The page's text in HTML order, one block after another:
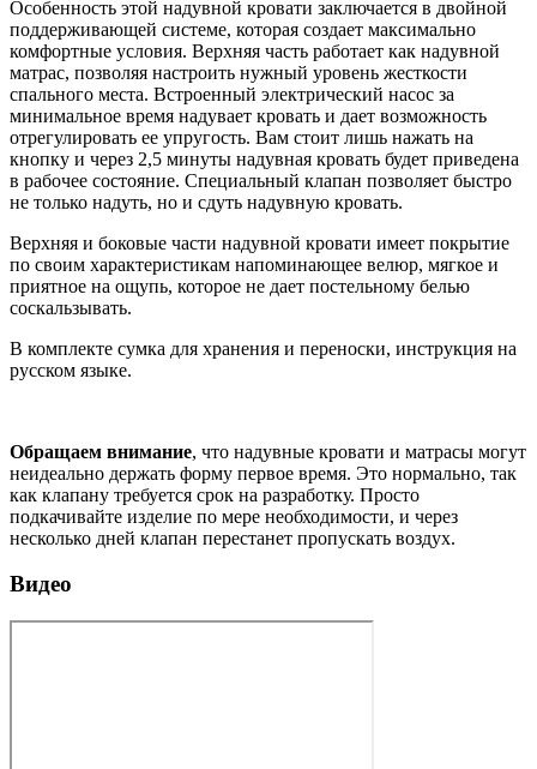
Особенность этой надувной кровати заключается в двойной
поддерживающей системе, которая создает максимально
комфортные условия. Верхняя часть работает как надувной
матрас, позволяя настроить нужный уровень жесткости
спального места. Встроенный электрический насос за
минимальное время надувает кровать и дает возможность
отрегулировать ее упругость. Вам стоит лишь нажать на
кнопку и через 2,5 минуты надувная кровать будет приведена
в рабочее состояние. Специальный клапан позволяет быстро
не только надуть, но и сдуть надувную кровать.
Верхняя и боковые части надувной кровати имеет покрытие
по своим характеристикам напоминающее велюр, мягкое и
приятное на ощупь, которое не дает постельному белью
соскальзывать.
В комплекте сумка для хранения и переноски, инструкция на
русском языке.
Обращаем внимание, что надувные кровати и матрасы могут
неидеально держать форму первое время. Это нормально, так
как клапану требуется срок на разработку. Просто
подкачивайте изделие по мере необходимости, и через
несколько дней клапан перестанет пропускать воздух.
Видео